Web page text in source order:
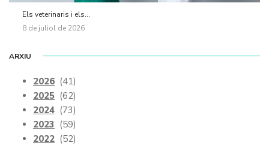
Els veterinaris i els...
8 de juliol de 2026
ARXIU
2026 (41)
2025 (62)
2024 (73)
2023 (59)
2022 (52)